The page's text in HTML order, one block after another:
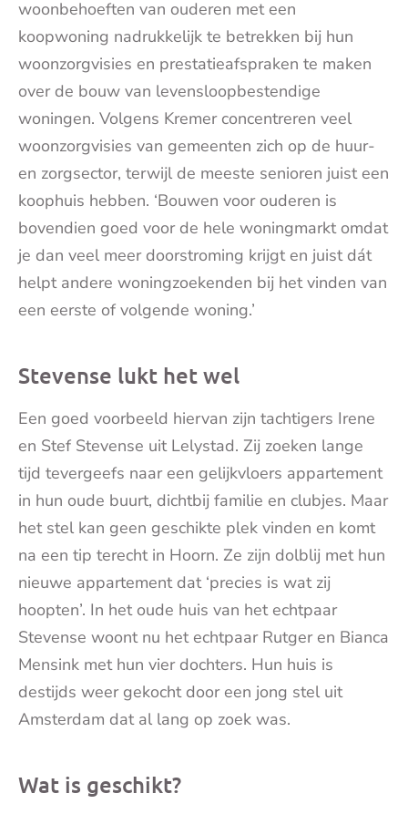
woonbehoeften van ouderen met een
koopwoning nadrukkelijk te betrekken bij hun
woonzorgvisies en prestatieafspraken te maken
over de bouw van levensloopbestendige
woningen. Volgens Kremer concentreren veel
woonzorgvisies van gemeenten zich op de huur-
en zorgsector, terwijl de meeste senioren juist een
koophuis hebben. ‘Bouwen voor ouderen is
bovendien goed voor de hele woningmarkt omdat
je dan veel meer doorstroming krijgt en juist dát
helpt andere woningzoekenden bij het vinden van
een eerste of volgende woning.’
Stevense lukt het wel
Een goed voorbeeld hiervan zijn tachtigers Irene
en Stef Stevense uit Lelystad. Zij zoeken lange
tijd tevergeefs naar een gelijkvloers appartement
in hun oude buurt, dichtbij familie en clubjes. Maar
het stel kan geen geschikte plek vinden en komt
na een tip terecht in Hoorn. Ze zijn dolblij met hun
nieuwe appartement dat ‘precies is wat zij
hoopten’. In het oude huis van het echtpaar
Stevense woont nu het echtpaar Rutger en Bianca
Mensink met hun vier dochters. Hun huis is
destijds weer gekocht door een jong stel uit
Amsterdam dat al lang op zoek was.
Wat is geschikt?